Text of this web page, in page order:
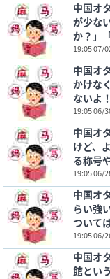
中国オ
が少な
か？」
る」
19:05 07/
中国オ
かけな
ないよ
る」
19:05 06/
中国オ
けど、
る称号
19:05 06/
中国オ
らい強
ついて
19:05 06/
中国オ
館とい